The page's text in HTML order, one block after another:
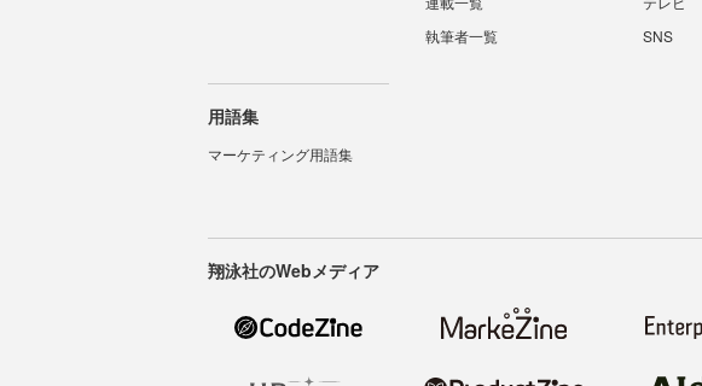
執筆者一覧
SNS
用語集
マーケティング用語集
翔泳社のWebメディア